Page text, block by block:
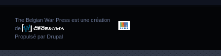
The Belgian War Press est une création
de
Propulsé par Drupal